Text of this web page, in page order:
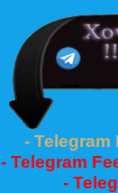
- Telegram
- Telegram
-